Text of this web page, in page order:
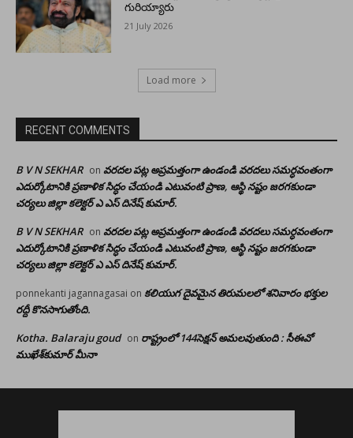
గురియ్యారు
21 July 2026
Load more
RECENT COMMENTS
B V N SEKHAR on వరదల పట్ల అప్రమత్తంగా ఉండండి వరదలు సమర్ధవంతంగా
ఎదుర్కోటానికి ప్రణాళిక సిద్ధం చేయండి ఎటువంటి ప్రాణ, ఆస్థి నష్టం జరగకుండా
చర్యలు జిల్లా కలెక్టర్ ఎ ఎస్ దినేష్ కుమార్.
B V N SEKHAR on వరదల పట్ల అప్రమత్తంగా ఉండండి వరదలు సమర్ధవంతంగా
ఎదుర్కోటానికి ప్రణాళిక సిద్ధం చేయండి ఎటువంటి ప్రాణ, ఆస్థి నష్టం జరగకుండా
చర్యలు జిల్లా కలెక్టర్ ఎ ఎస్ దినేష్ కుమార్.
ponnekanti jagannagasai on కలియుగ దైవమైన తిరుమలలో శనివారం భక్తుల
రద్దీ కొనసాగుతోంది.
Kotha. Balaraju goud on రాష్ట్రంలో 144సెక్షన్ అమలవుతుంది : సీఈవో
ముఖేశ్‌కుమార్‌ మీనా